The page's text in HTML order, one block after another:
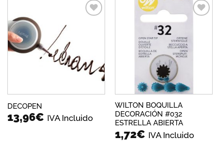
DECOPEN
13,96€ IVA Incluido
WILTON BOQUILLA
DECORACIÓN #032
ESTRELLA ABIERTA
1,72€ IVA Incluido